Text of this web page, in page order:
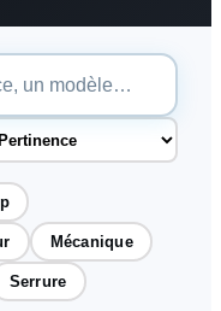
Mécanique
Serrure